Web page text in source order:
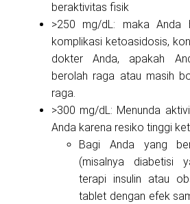
beraktivitas fisik
>250 mg/dL: maka Anda
komplikasi ketoasidosis,
dokter Anda, apakah
berolah raga atau masih
raga.
>300 mg/dL: Menunda
Anda karena resiko tinggi
Bagi Anda yang
(misalnya diabetisi
terapi insulin atau
tablet dengan efek